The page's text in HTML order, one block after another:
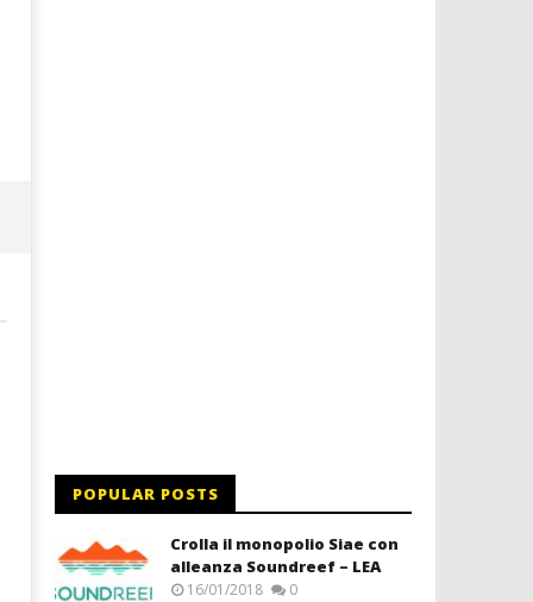
POPULAR POSTS
Crolla il monopolio Siae con
alleanza Soundreef – LEA
16/01/2018 0